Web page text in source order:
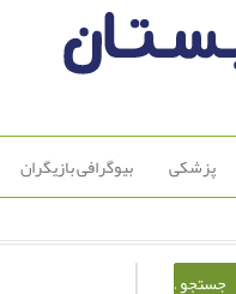
پزشکی بیوگرافی بازیگران